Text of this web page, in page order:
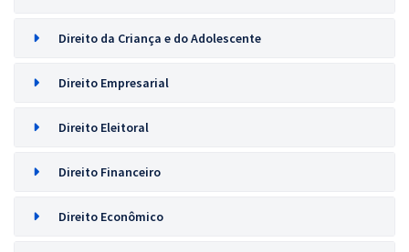
Direito da Criança e do Adolescente
Direito Empresarial
Direito Eleitoral
Direito Financeiro
Direito Econômico